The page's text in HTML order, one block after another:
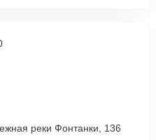
реки Фонтанки, 136